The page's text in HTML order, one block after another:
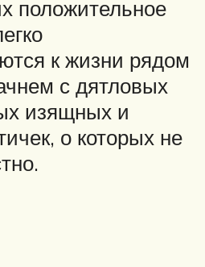
положительное
к жизни рядом
с дятловых
изящных и
о которых не